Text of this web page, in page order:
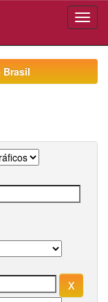
Brasil